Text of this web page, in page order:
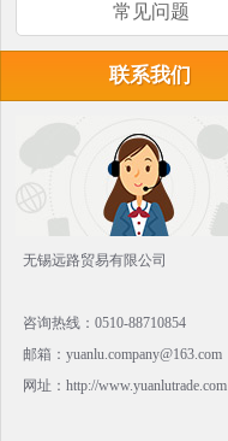
常见问题
联系我们
无锡远路贸易有限公司
咨询热线：0510-88710854
邮箱：yuanlu.company@163.com
网址：http://www.yuanlutrade.com